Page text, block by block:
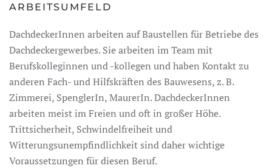
ARBEITSUMFELD
DachdeckerInnen arbeiten auf Baustellen für Betriebe des
Dachdeckergewerbes. Sie arbeiten im Team mit
Berufskolleginnen und -kollegen und haben Kontakt zu
anderen Fach- und Hilfskräften des Bauwesens, z. B.
Zimmerei, SpenglerIn, MaurerIn. DachdeckerInnen
arbeiten meist im Freien und oft in großer Höhe.
Trittsicherheit, Schwindelfreiheit und
Witterungsunempfindlichkeit sind daher wichtige
Voraussetzungen für diesen Beruf.